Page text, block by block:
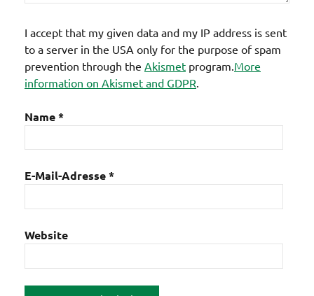
I accept that my given data and my IP address is sent
to a server in the USA only for the purpose of spam
prevention through the Akismet program. More
information on Akismet and GDPR
Name*
E-Mail-Adresse*
Website